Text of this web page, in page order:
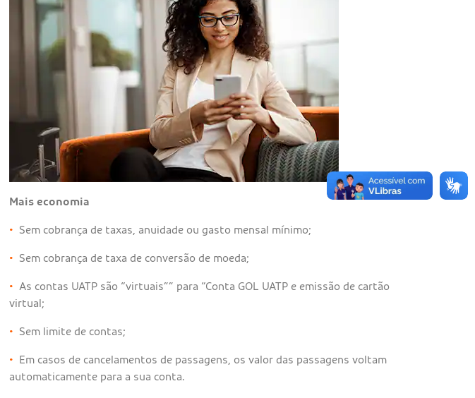
Mais economia
• Sem cobrança de taxas, anuidade ou gasto mensal mínimo;
• Sem cobrança de taxa de conversão de moeda;
• As contas UATP são “virtuais”” para “Conta GOL UATP e emissão de cartão
virtual;
• Sem limite de contas;
• Em casos de cancelamentos de passagens, os valor das passagens voltam
automaticamente para a sua conta.